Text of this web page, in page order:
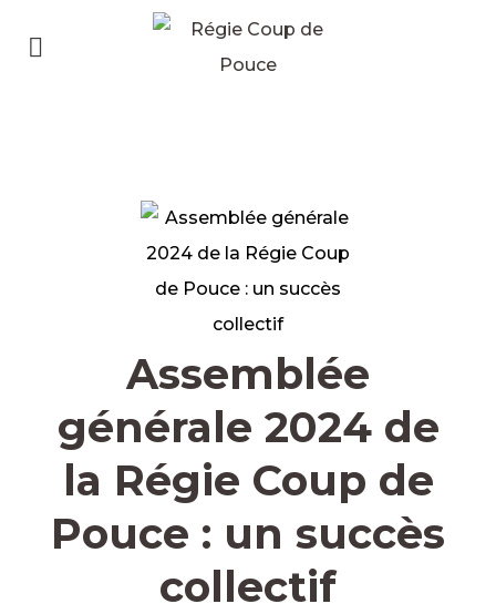
Assemblée
générale 2024 de
la Régie Coup de
Pouce : un succès
collectif